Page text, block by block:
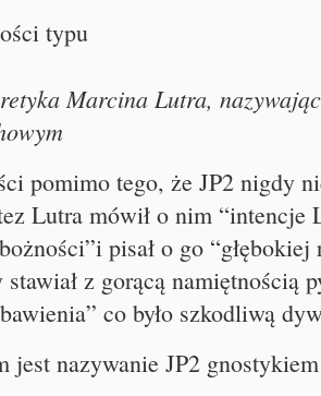
typu
Marcina Lutra,
pomimo tego, że JP2 nigdy
Lutra mówił o nim “intencje
pisał o go
stawiał z gorącą namiętnością
co było szkodliwą
jest nazywanie JP2 gnostykiem